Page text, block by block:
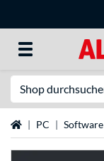
Startseite
PC Software